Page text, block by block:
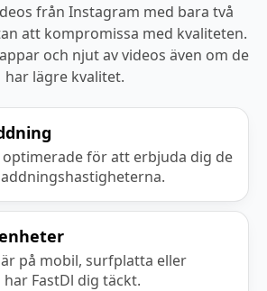
från Instagram med bara två
att kompromissa med kvaliteten.
och njut av videos även om de
har lägre kvalitet.
för att erbjuda dig de
på mobil, surfplatta eller
FastDl dig täckt.